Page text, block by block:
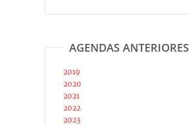
AGENDAS ANTERIORES
2019
2020
2021
2022
2023